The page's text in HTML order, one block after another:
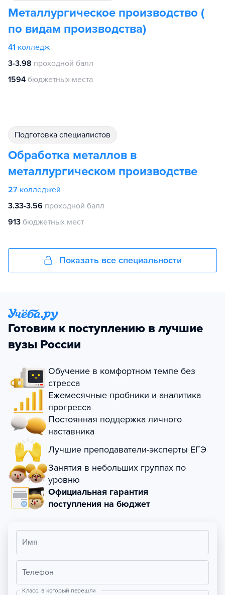
Металлургическое производство (
по видам производства)
41 колледж
3-3.98 проходной балл
1594 бюджетных места
подготовка специалистов
Обработка металлов в
металлургическом производстве
27 колледжей
3.33-3.56 проходной балл
913 бюджетных мест
Показать все специальности
Готовим к поступлению в лучшие
вузы России
Обучение в комфортном темпе без
стресса
Ежемесячные пробники и аналитика
прогресса
Постоянная поддержка личного
наставника
Лучшие преподаватели-эксперты ЕГЭ
Занятия в небольших группах по
уровню
Официальная гарантия
поступления на бюджет
Имя
Телефон
Класс, в который перешли